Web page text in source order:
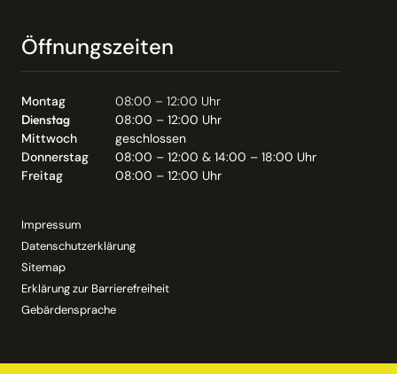
Öffnungszeiten
Montag
08:00 – 12:00 Uhr
Dienstag
08:00 – 12:00 Uhr
Mittwoch
geschlossen
Donnerstag
08:00 – 12:00 & 14:00 – 18:00 Uhr
Freitag
08:00 – 12:00 Uhr
Impressum
Datenschutzerklärung
Sitemap
Erklärung zur Barrierefreiheit
Gebärdensprache